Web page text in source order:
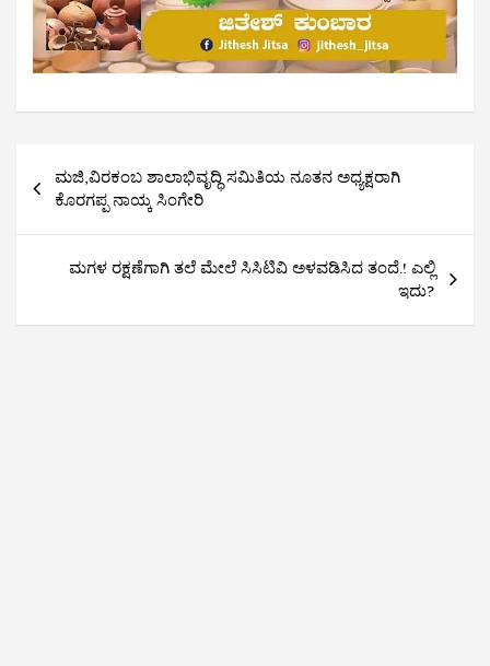
navigation
ಮಜಿ,ವಿರಕಂಬ ಶಾಲಾಭಿವೃದ್ಧಿ ಸಮಿತಿಯ ನೂತನ ಅಧ್ಯಕ್ಷರಾಗಿ
ಕೊರಗಪ್ಪ ನಾಯ್ಕ ಸಿಂಗೇರಿ
ಮಗಳ ರಕ್ಷಣೆಗಾಗಿ ತಲೆ ಮೇಲೆ ಸಿಸಿಟಿವಿ ಅಳವಡಿಸಿದ ತಂದೆ.! ಎಲ್ಲಿ
ಇದು?